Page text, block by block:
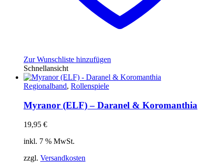
Zur Wunschliste hinzufügen
Schnellansicht
Regionalband, Rollenspiele
Myranor (ELF) – Daranel & Koromanthia
19,95 €
inkl. 7 % MwSt.
zzgl. Versandkosten